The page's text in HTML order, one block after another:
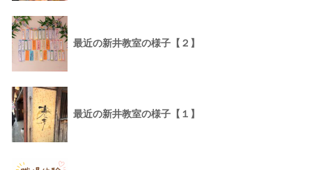
最近の新井教室の様子【２】
最近の新井教室の様子【１】